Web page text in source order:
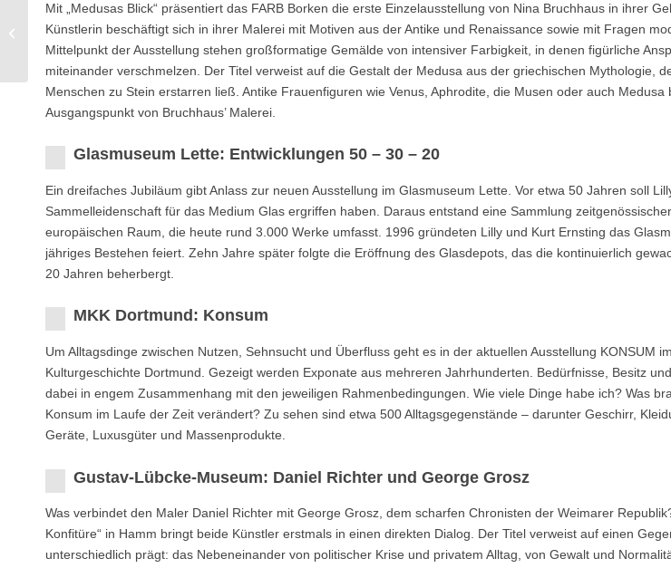
Mit „Medusas Blick“ präsentiert das FARB Borken die erste Einzelausstellung von Nina Bruchhaus in ihrer
Künstlerin beschäftigt sich in ihrer Malerei mit Motiven aus der Antike und Renaissance sowie mit Fragen
Mittelpunkt der Ausstellung stehen großformatige Gemälde von intensiver Farbigkeit, in denen figürliche
miteinander verschmelzen. Der Titel verweist auf die Gestalt der Medusa aus der griechischen Mythologie,
Menschen zu Stein erstarren ließ. Antike Frauenfiguren wie Venus, Aphrodite, die Musen oder auch Medusa
Ausgangspunkt von Bruchhaus’ Malerei.
Glasmuseum Lette: Entwicklungen 50 – 30 – 20
Ein dreifaches Jubiläum gibt Anlass zur neuen Ausstellung im Glasmuseum Lette. Vor etwa 50 Jahren soll
Sammelleidenschaft für das Medium Glas ergriffen haben. Daraus entstand eine Sammlung
europäischen Raum, die heute rund 3.000 Werke umfasst. 1996 gründeten Lilly und Kurt Ernsting das
jähriges Bestehen feiert. Zehn Jahre später folgte die Eröffnung des Glasdepots, das die kontinuierlich
20 Jahren beherbergt.
MKK Dortmund: Konsum
Um Alltagsdinge zwischen Nutzen, Sehnsucht und Überfluss geht es in der aktuellen Ausstellung KONSUM
Kulturgeschichte Dortmund. Gezeigt werden Exponate aus mehreren Jahrhunderten. Bedürfnisse, Besitz
dabei in engem Zusammenhang mit den jeweiligen Rahmenbedingungen. Wie viele Dinge habe ich? Was
Konsum im Laufe der Zeit verändert? Zu sehen sind etwa 500 Alltagsgegenstände – darunter Geschirr,
Geräte, Luxusgüter und Massenprodukte.
Gustav-Lübcke-Museum: Daniel Richter und George Grosz
Was verbindet den Maler Daniel Richter mit George Grosz, dem scharfen Chronisten der Weimarer
Konfitüre“ in Hamm bringt beide Künstler erstmals in einen direkten Dialog. Der Titel verweist auf einen
unterschiedlich prägt: das Nebeneinander von politischer Krise und privatem Alltag, von Gewalt und
Dortmunder U:
FLOWERS!